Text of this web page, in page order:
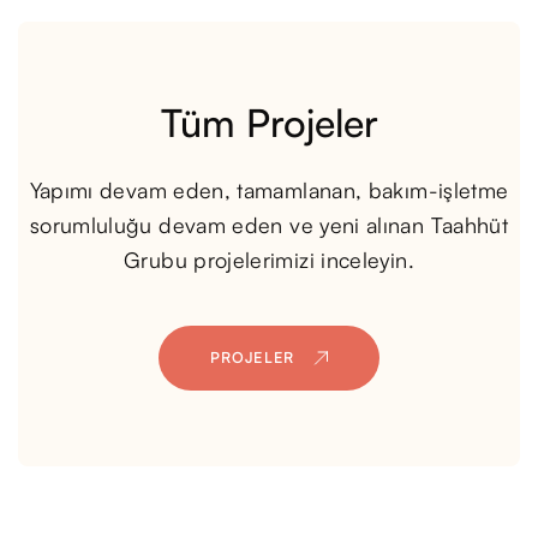
Tüm Projeler
Yapımı devam eden, tamamlanan, bakım-işletme
sorumluluğu devam eden ve yeni alınan Taahhüt
Grubu projelerimizi inceleyin.
PROJELER